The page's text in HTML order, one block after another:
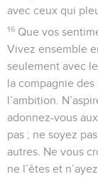
avec ceux qui
16 Que vos
Vivez ensemble
seulement avec
la compagnie
l’ambition.
adonnez-vous
pas ; ne soyez
autres. Ne vous
ne l’êtes et